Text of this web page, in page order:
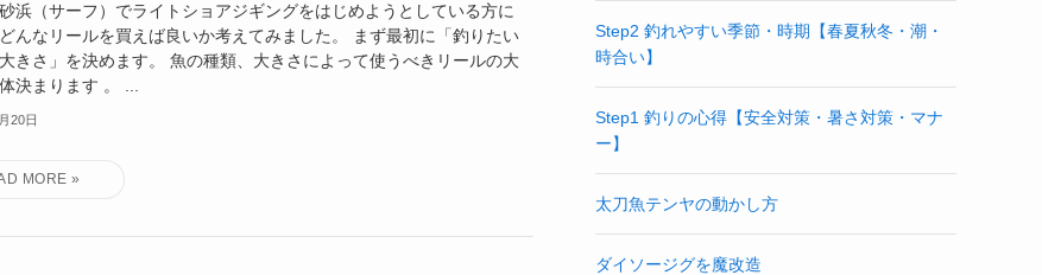
浜（サーフ）でライトショアジギングをはじめようとしている方に
んなリールを買えば良いか考えてみました。 まず最初に「釣りたい
きさ」を決めます。 魚の種類、大きさによって使うべきリールの大
決まります 。 ...
20日
Step2 釣れやすい季節・時期【春夏秋冬・潮・
時合い】
Step1 釣りの心得【安全対策・暑さ対策・マナ
ー】
太刀魚テンヤの動かし方
ダイソージグを魔改造